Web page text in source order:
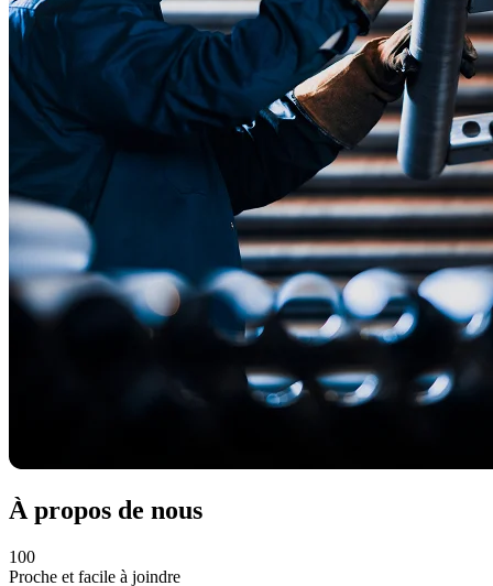
À propos de nous
100
Proche et facile à joindre